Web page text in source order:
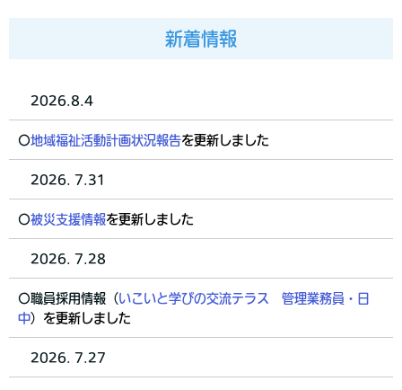
新着情報
2026.8.4
〇地域福祉活動計画状況報告を更新しました
2026. 7.31
〇被災支援情報を更新しました
2026. 7.28
〇職員採用情報（いこいと学びの交流テラス 管理業務員・日
中） を更新しました
2026. 7.27